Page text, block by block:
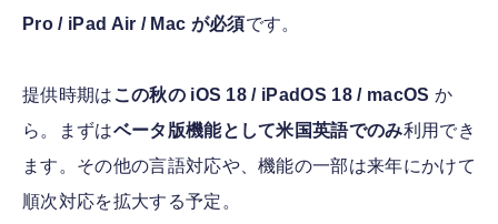
Pro / iPad Air / Mac が必須です。
提供時期は この秋の iOS 18 / iPadOS 18 / macOS か
ら。まずはベータ版機能として米国英語でのみ利用でき
ます。その他の言語対応や、機能の一部は来年にかけて
順次対応を拡大する予定。